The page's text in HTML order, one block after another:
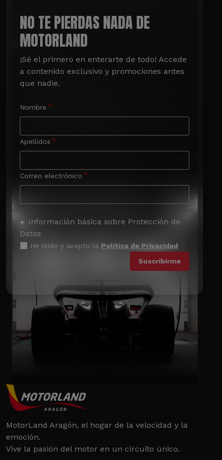
NO TE PIERDAS NADA DE
MOTORLAND
¡Sé el primero en enterarte de todo! Accede
a contenido exclusivo y promociones antes
que nadie.
Nombre
Apellidos
Correo electrónico
Información básica sobre Protección de
Datos
He leído y acepto la Política de Privacidad
MotorLand Aragón, el hogar de la velocidad y la
emoción.
Vive la pasión del motor en un circuito único.